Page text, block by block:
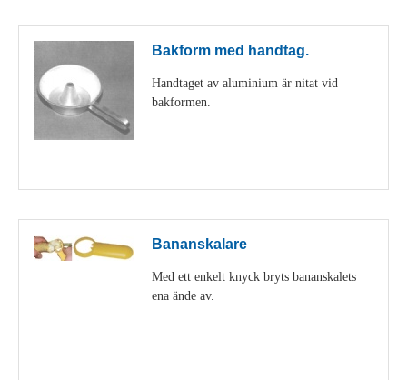
Bakform med handtag.
Handtaget av aluminium är nitat vid
bakformen.
Bananskalare
Med ett enkelt knyck bryts bananskalets
ena ände av.